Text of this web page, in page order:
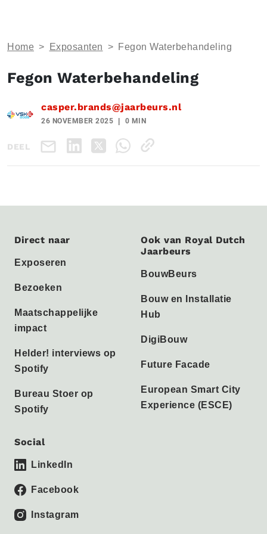
Home > Exposanten > Fegon Waterbehandeling
Fegon Waterbehandeling
casper.brands@jaarbeurs.nl
26 NOVEMBER 2025 0 MIN
DEEL
Direct naar
Exposeren
Bezoeken
Maatschappelijke
impact
Helder! interviews op
Spotify
Bureau Stoer op
Spotify
Ook van Royal Dutch
Jaarbeurs
BouwBeurs
Bouw en Installatie
Hub
DigiBouw
Future Facade
European Smart City
Experience (ESCE)
Social
LinkedIn
Facebook
Instagram